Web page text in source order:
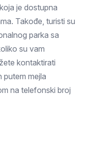
je dostupna
Takođe, turisti su
parka sa
su vam
kontaktirati
mejla
na telefonski broj